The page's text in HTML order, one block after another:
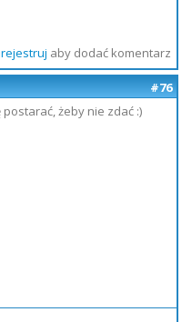
aby dodać komentarz
#76
żeby nie zdać :)